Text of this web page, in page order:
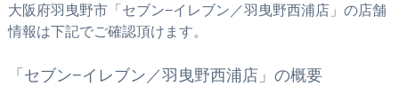
大阪府羽曳野市「セブン−イレブン／羽曳野西浦店」の店舗
情報は下記でご確認頂けます。
「セブン−イレブン／羽曳野西浦店」の概要